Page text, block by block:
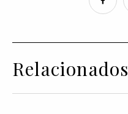
Relacionados